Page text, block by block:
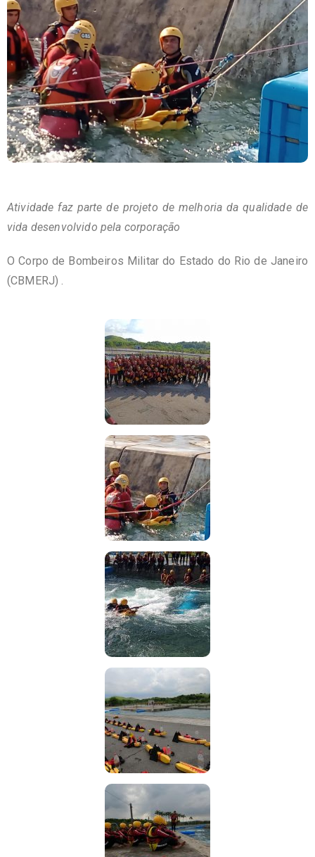
Atividade faz parte de projeto de melhoria da qualidade de
vida desenvolvido pela corporação
O Corpo de Bombeiros Militar do Estado do Rio de Janeiro
(CBMERJ) .